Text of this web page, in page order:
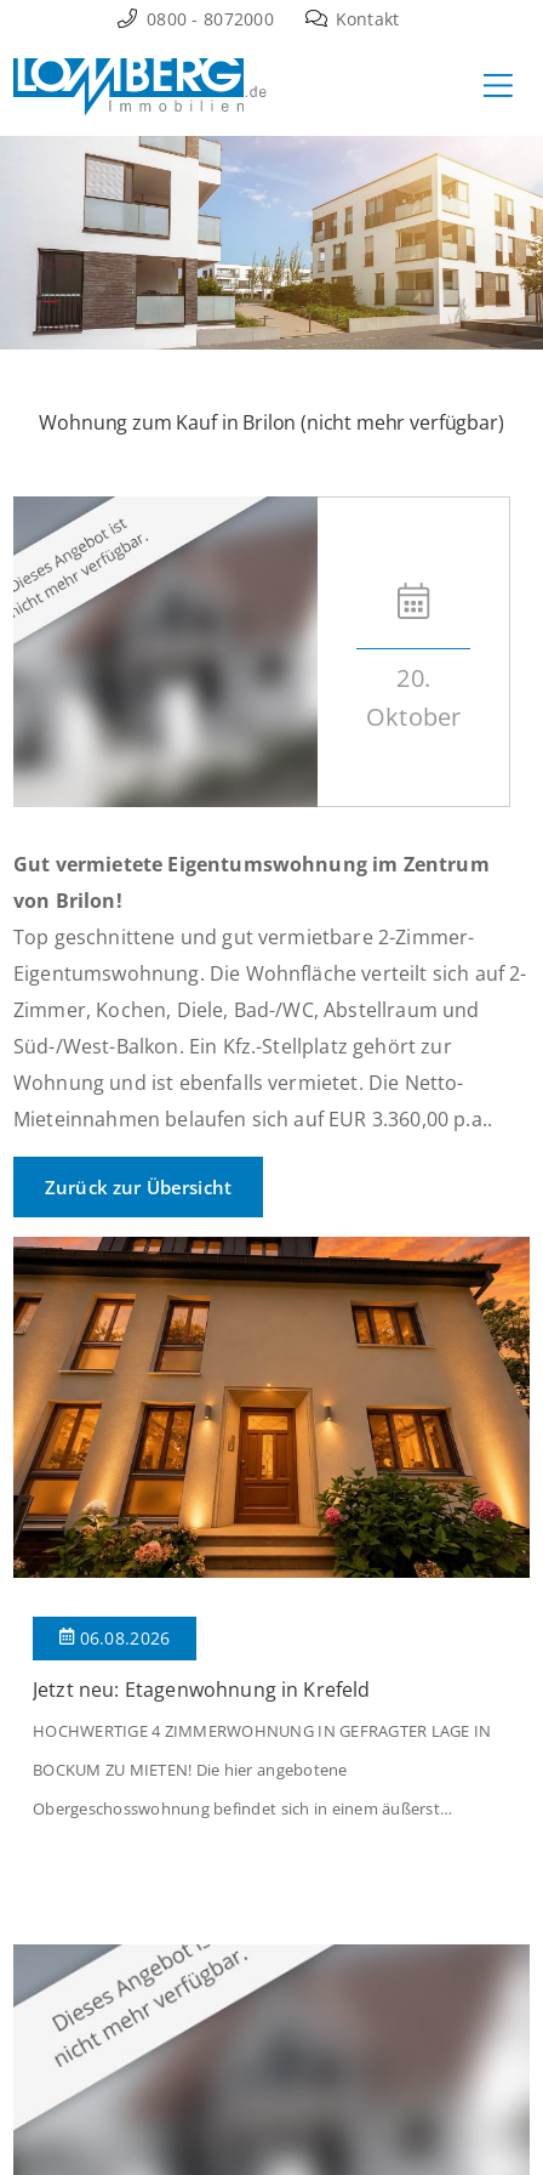
Inhalt
springen
0800 - 8072000 Kontakt
Wohnung zum Kauf in Brilon (nicht mehr verfügbar)
20.
Oktober
Gut vermietete Eigentumswohnung im Zentrum
von Brilon!
Top geschnittene und gut vermietbare 2-Zimmer-
Eigentumswohnung. Die Wohnfläche verteilt sich auf 2-
Zimmer, Kochen, Diele, Bad-/WC, Abstellraum und
Süd-/West-Balkon. Ein Kfz.-Stellplatz gehört zur
Wohnung und ist ebenfalls vermietet. Die Netto-
Mieteinnahmen belaufen sich auf EUR 3.360,00 p.a..
Zurück zur Übersicht
06.08.2026
Jetzt neu: Etagenwohnung in Krefeld
HOCHWERTIGE 4 ZIMMERWOHNUNG IN GEFRAGTER LAGE IN
BOCKUM ZU MIETEN! Die hier angebotene
Obergeschosswohnung befindet sich in einem äußerst
großzügige Räume und eine hochwertige Ausstattung, die
modernen Wohnkomfort mit einem stilvollen Ambiente
verbindet. Der […]